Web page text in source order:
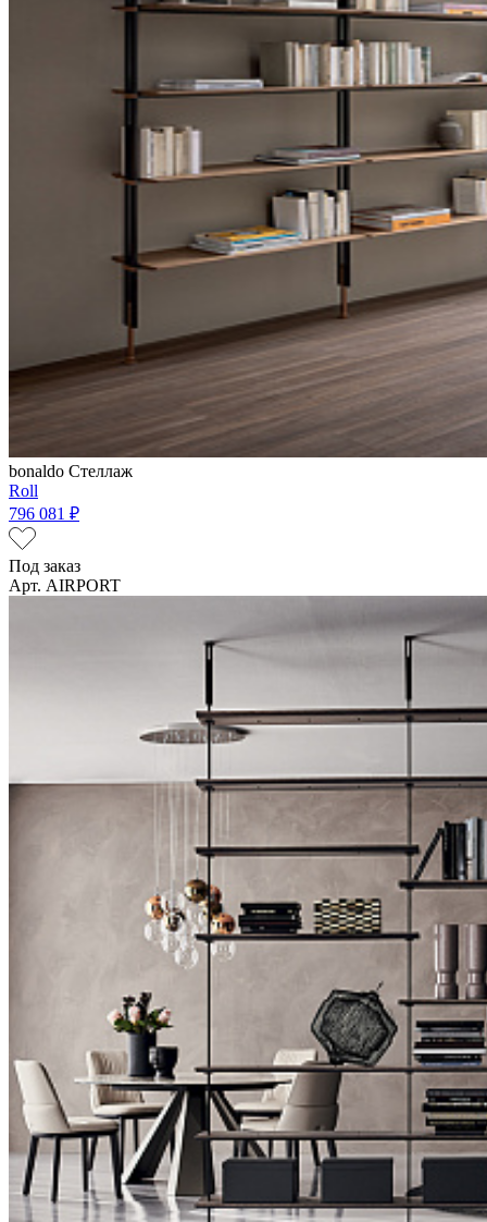
bonaldo Стеллаж
Roll
796 081 ₽
Под заказ
Арт. AIRPORT